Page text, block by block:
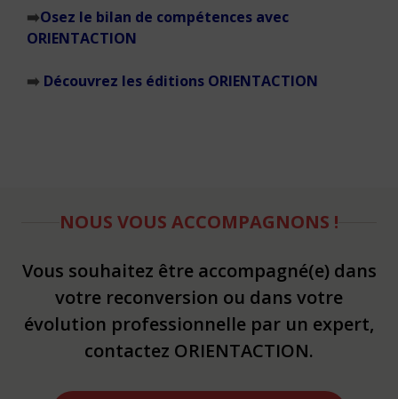
➡️Osez le bilan de compétences avec
ORIENTACTION
➡️ Découvrez les éditions ORIENTACTION
NOUS VOUS ACCOMPAGNONS !
Vous souhaitez être accompagné(e) dans
votre reconversion ou dans votre
évolution professionnelle par un expert,
contactez ORIENTACTION.